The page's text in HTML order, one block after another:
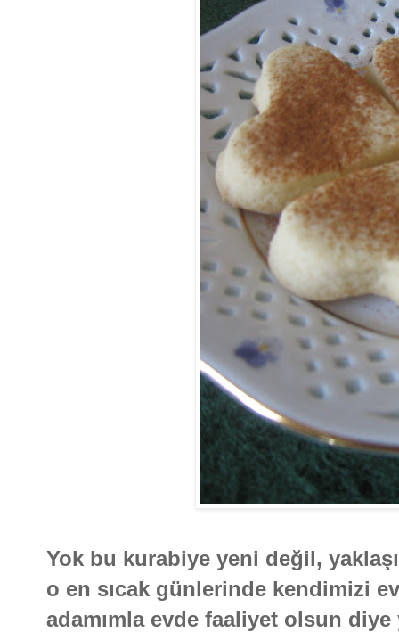
Yok bu kurabiye yeni değil,
o en sıcak günlerinde kendimizi
adamımla evde faaliyet olsun diye